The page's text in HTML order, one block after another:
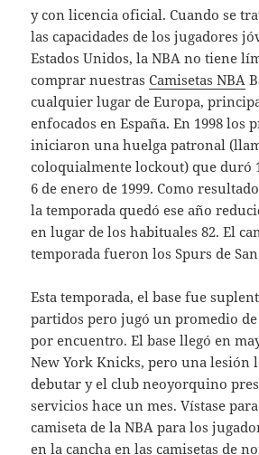
y con licencia oficial. Cuando se
las capacidades de los jugadores
Estados Unidos, la NBA no tiene
comprar nuestrasCamisetas NBA
cualquier lugar de Europa,
enfocados en España. En 1998 los
iniciaron una huelga patronal
coloquialmente lockout) que duró
6 de enero de 1999. Como
la temporada quedó ese año
en lugar de los habituales 82. El
temporada fueron los Spurs de
Esta temporada, el base fue
partidos pero jugó un promedio
por encuentro. El base llegó en
New York Knicks, pero una lesión
debutar y el club neoyorquino
servicios hace un mes. Vístase
camiseta de la NBA para los
en la cancha en las camisetas de